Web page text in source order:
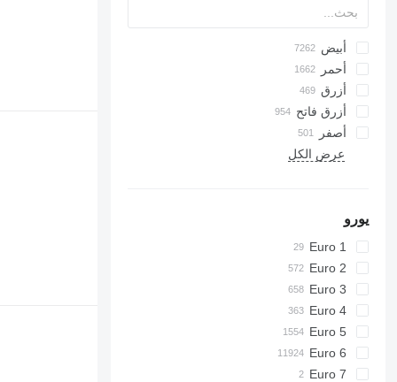
أبيض
أحمر
أزرق
أزرق فاتح
أصفر
عرض الكل
يورو
Euro 1
Euro 2
Euro 3
Euro 4
Euro 5
Euro 6
Euro 7